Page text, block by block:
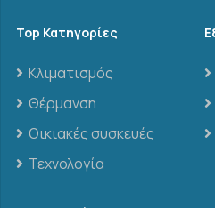
Top Κατηγορίες
Κλιματισμός
Θέρμανση
Οικιακές συσκευές
Τεχνολογία